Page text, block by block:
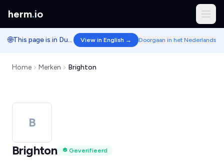
herm.io
🌐 This page is in Dutch. View in English → Doorgaan in het Nederlands
Home Merken Brighton
B
Brighton
Geverifieerd